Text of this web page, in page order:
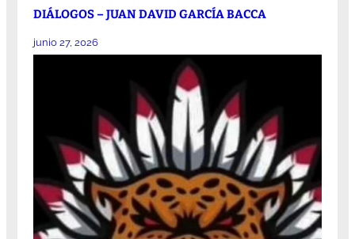
DIÁLOGOS – JUAN DAVID GARCÍA BACCA
junio 27, 2026